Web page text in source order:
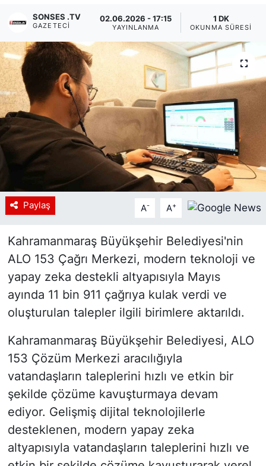
SONSES .TV
GAZETECI
02.06.2026 - 17:15
YAYINLANMA
1 DK
OKUNMA SÜRESI
Paylaş A- A+
Kahramanmaraş Büyükşehir Belediyesi'nin
ALO 153 Çağrı Merkezi, modern teknoloji ve
yapay zeka destekli altyapısıyla Mayıs
ayında 11 bin 911 çağrıya kulak verdi ve
oluşturulan talepler ilgili birimlere aktarıldı.
Kahramanmaraş Büyükşehir Belediyesi, ALO
153 Çözüm Merkezi aracılığıyla
vatandaşların taleplerini hızlı ve etkin bir
şekilde çözüme kavuşturmaya devam
ediyor. Gelişmiş dijital teknolojilerle
desteklenen, modern yapay zeka
altyapısıyla vatandaşların taleplerini hızlı ve
SAĞLIK
Siyaset
YEREL HABER
Haberde insan
Tanıtım
Haber Arşivi